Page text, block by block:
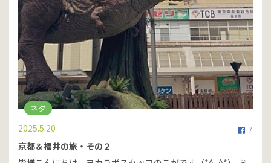
ネタ
7
2025.5.20
京都＆福井の旅・その２